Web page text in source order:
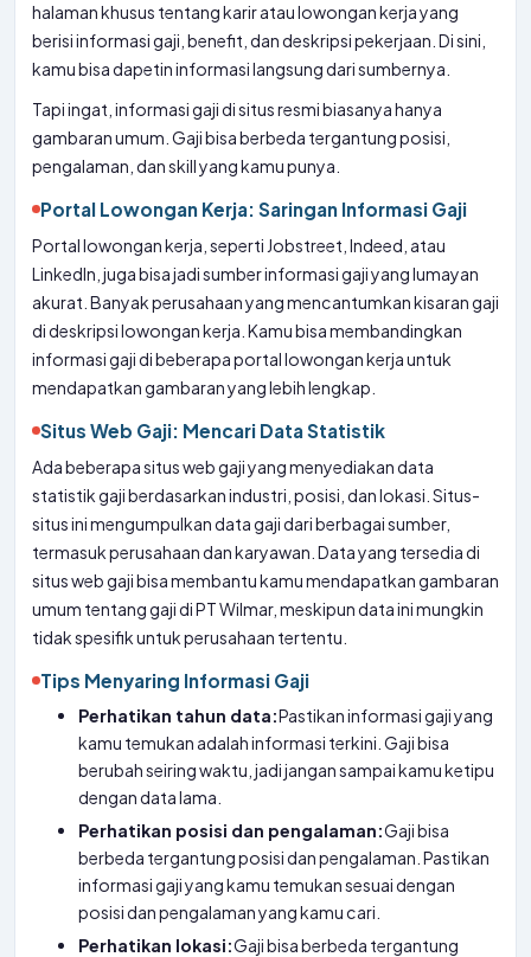
halaman khusus tentang karir atau lowongan kerja yang
berisi informasi gaji, benefit, dan deskripsi pekerjaan. Di sini,
kamu bisa dapetin informasi langsung dari sumbernya.
Tapi ingat, informasi gaji di situs resmi biasanya hanya
gambaran umum. Gaji bisa berbeda tergantung posisi,
pengalaman, dan skill yang kamu punya.
Portal Lowongan Kerja: Saringan Informasi Gaji
Portal lowongan kerja, seperti Jobstreet, Indeed, atau
LinkedIn, juga bisa jadi sumber informasi gaji yang lumayan
akurat. Banyak perusahaan yang mencantumkan kisaran gaji
di deskripsi lowongan kerja. Kamu bisa membandingkan
informasi gaji di beberapa portal lowongan kerja untuk
mendapatkan gambaran yang lebih lengkap.
Situs Web Gaji: Mencari Data Statistik
Ada beberapa situs web gaji yang menyediakan data
statistik gaji berdasarkan industri, posisi, dan lokasi. Situs-
situs ini mengumpulkan data gaji dari berbagai sumber,
termasuk perusahaan dan karyawan. Data yang tersedia di
situs web gaji bisa membantu kamu mendapatkan gambaran
umum tentang gaji di PT Wilmar, meskipun data ini mungkin
tidak spesifik untuk perusahaan tertentu.
Tips Menyaring Informasi Gaji
Perhatikan tahun data:Pastikan informasi gaji yang
kamu temukan adalah informasi terkini. Gaji bisa
berubah seiring waktu, jadi jangan sampai kamu ketipu
dengan data lama.
Perhatikan posisi dan pengalaman:Gaji bisa
berbeda tergantung posisi dan pengalaman. Pastikan
informasi gaji yang kamu temukan sesuai dengan
posisi dan pengalaman yang kamu cari.
Perhatikan lokasi:Gaji bisa berbeda tergantung